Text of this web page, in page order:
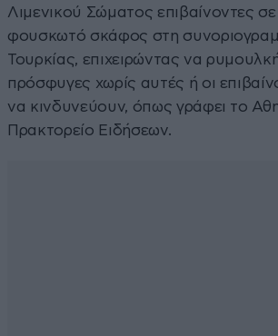
Λιμενικού Σώματος επιβαίνοντες
φουσκωτό σκάφος στη
Τουρκίας, επιχειρώντας να
πρόσφυγες χωρίς αυτές ή οι
να κινδυνεύουν, όπως γράφει το
Πρακτορείο Ειδήσεων.